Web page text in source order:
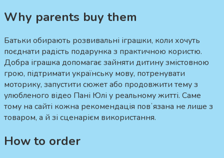
Why parents buy them
Батьки обирають розвивальні іграшки, коли хочуть
поєднати радість подарунка з практичною користю.
Добра іграшка допомагає зайняти дитину змістовною
грою, підтримати українську мову, потренувати
моторику, запустити сюжет або продовжити тему з
улюбленого відео Пані Юлі у реальному житті. Саме
тому на сайті кожна рекомендація повʼязана не лише з
товаром, а й зі сценарієм використання.
How to order